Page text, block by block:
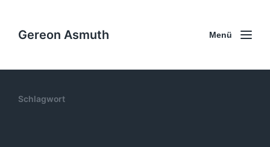
Gereon Asmuth Menü
Schlagwort